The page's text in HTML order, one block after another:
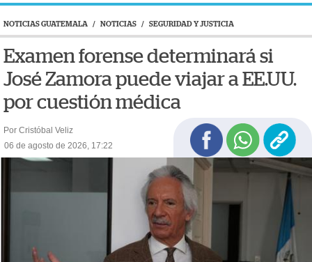
NOTICIAS GUATEMALA / NOTICIAS / SEGURIDAD Y JUSTICIA
Examen forense determinará si
José Zamora puede viajar a EE.UU.
por cuestión médica
Por Cristóbal Veliz
06 de agosto de 2026, 17:22